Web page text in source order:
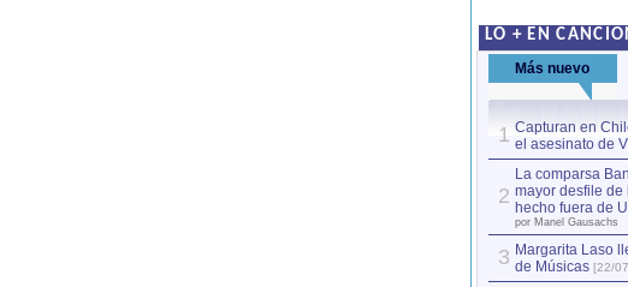
LO + EN
Más nuevo
1 Capturan en
el asesinato de
2
La comparsa
mayor desfile
hecho fuera de
por Manel Gausachs
3 Margarita Laso
de Músicas [22/